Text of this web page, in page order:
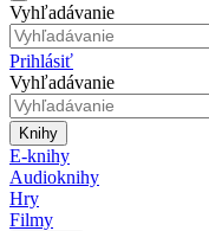
Vyhľadávanie
Prihlásiť
Vyhľadávanie
Knihy
E-knihy
Audioknihy
Hry
Filmy